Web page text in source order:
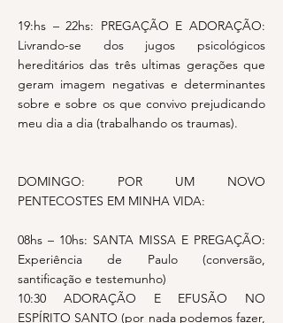
19:hs – 22hs: PREGAÇÃO E ADORAÇÃO:
Livrando-se dos jugos psicológicos
hereditários das três ultimas gerações que
geram imagem negativas e determinantes
sobre e sobre os que convivo prejudicando
meu dia a dia (trabalhando os traumas).
DOMINGO: POR UM NOVO
PENTECOSTES EM MINHA VIDA:
08hs – 10hs: SANTA MISSA E PREGAÇÃO:
Experiência de Paulo (conversão,
santificação e testemunho)
10:30 ADORAÇÃO E EFUSÃO NO
ESPÍRITO SANTO (por nada podemos fazer,